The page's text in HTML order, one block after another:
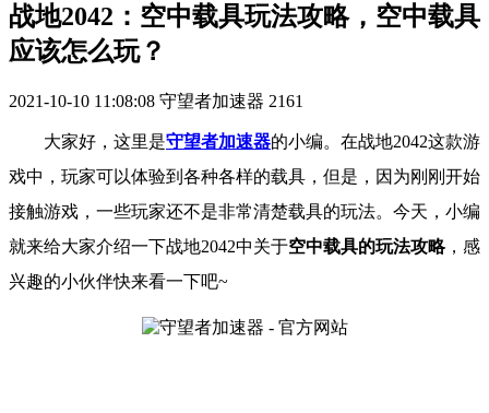
战地2042：空中载具玩法攻略，空中载具
应该怎么玩？
2021-10-10 11:08:08 守望者加速器 2161
大家好，这里是守望者加速器的小编。 在战地2042这款游
戏中，玩家可以体验到各种各样的载具，但是，因为刚刚开始
接触游戏，一些玩家还不是非常清楚载具的玩法。 今天，小编
就来给大家介绍一下战地2042中关于空中载具的玩法攻略， 感
兴趣的小伙伴快来看一下吧~